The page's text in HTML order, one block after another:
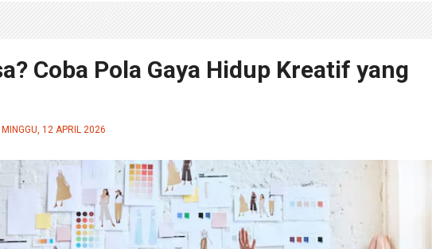
Coba Pola Gaya Hidup Kreatif yang
MINGGU, 12 APRIL 2026